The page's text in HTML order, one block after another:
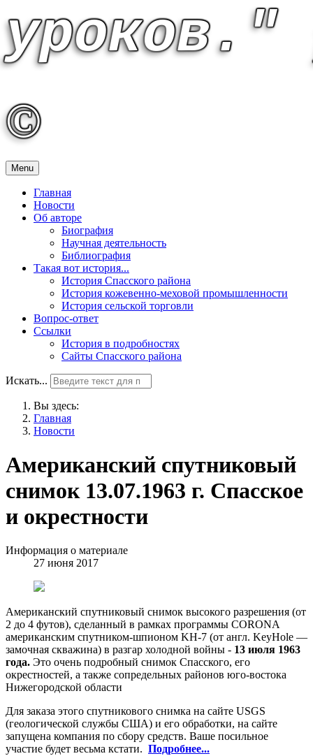
уроков."
©
Menu
Главная
Новости
Об авторе
Биография
Научная деятельность
Библиография
Такая вот история...
История Спасского района
История кожевенно-меховой промышленности
История сельской торговли
Вопрос-ответ
Ссылки
История в подробностях
Сайты Спасского района
Искать...
Вы здесь:
Главная
Новости
Американский спутниковый
снимок 13.07.1963 г. Спасское
и окрестности
Информация о материале
27 июня 2017
Американский спутниковый снимок высокого разрешения (от
2 до 4 футов), сделанный в рамках программы CORONA
американским спутником-шпионом KH-7 (от англ. KeyHole —
замочная скважина) в разгар холодной войны - 13 июля 1963
года. Это очень подробный снимок Спасского, его
окрестностей, а также сопредельных районов юго-востока
Нижегородской области
Для заказа этого спутникового снимка на сайте USGS
(геологической службы США) и его обработки, на сайте
запущена компания по сбору средств. Ваше посильное
участие будет весьма кстати. Подробнее...